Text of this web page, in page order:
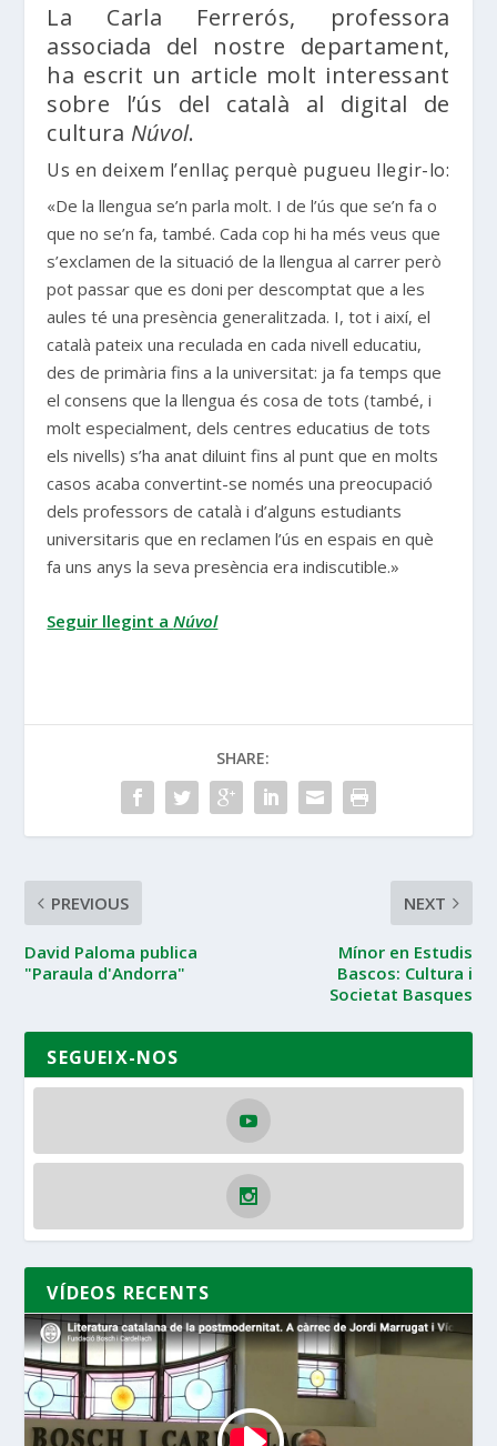
La Carla Ferrerós, professora
associada del nostre departament,
ha escrit un article molt interessant
sobre l’ús del català al digital de
cultura Núvol.
Us en deixem l’enllaç perquè pugueu llegir-lo:
«De la llengua se’n parla molt. I de l’ús que se’n fa o
que no se’n fa, també. Cada cop hi ha més veus que
s’exclamen de la situació de la llengua al carrer però
pot passar que es doni per descomptat que a les
aules té una presència generalitzada. I, tot i així, el
català pateix una reculada en cada nivell educatiu,
des de primària fins a la universitat: ja fa temps que
el consens que la llengua és cosa de tots (també, i
molt especialment, dels centres educatius de tots
els nivells) s’ha anat diluint fins al punt que en molts
casos acaba convertint-se només una preocupació
dels professors de català i d’alguns estudiants
universitaris que en reclamen l’ús en espais en què
fa uns anys la seva presència era indiscutible.»
Seguir llegint aNúvol
SHARE:
PREVIOUS
David Paloma publica
"Paraula d'Andorra"
NEXT
Mínor en Estudis
Bascos: Cultura i
Societat Basques
SEGUEIX-NOS
VÍDEOS RECENTS